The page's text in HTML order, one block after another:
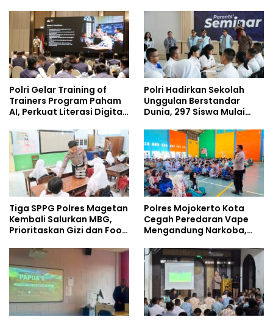
Policing Masuki Babak
Polri Gelar Training of
Trainers Program Paham
AI, Perkuat Literasi Digital
Polri Hadirkan Sekolah
Unggulan Berstandar
Dunia, 297 Siswa Mulai
Tiga SPPG Polres Magetan
Kembali Salurkan MBG,
Prioritaskan Gizi dan Food
Polres Mojokerto Kota
Cegah Peredaran Vape
Mengandung Narkoba,
Kalangan Remaja